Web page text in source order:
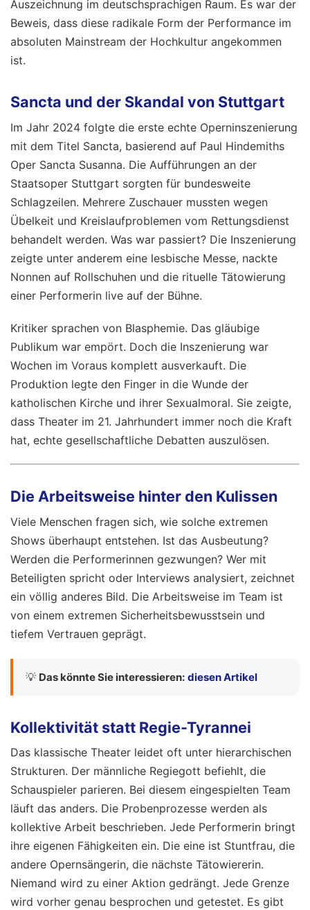
Auszeichnung im deutschsprachigen Raum. Es war der
Beweis, dass diese radikale Form der Performance im
absoluten Mainstream der Hochkultur angekommen
ist.
Sancta und der Skandal von Stuttgart
Im Jahr 2024 folgte die erste echte Operninszenierung
mit dem Titel Sancta, basierend auf Paul Hindemiths
Oper Sancta Susanna. Die Aufführungen an der
Staatsoper Stuttgart sorgten für bundesweite
Schlagzeilen. Mehrere Zuschauer mussten wegen
Übelkeit und Kreislaufproblemen vom Rettungsdienst
behandelt werden. Was war passiert? Die Inszenierung
zeigte unter anderem eine lesbische Messe, nackte
Nonnen auf Rollschuhen und die rituelle Tätowierung
einer Performerin live auf der Bühne.
Kritiker sprachen von Blasphemie. Das gläubige
Publikum war empört. Doch die Inszenierung war
Wochen im Voraus komplett ausverkauft. Die
Produktion legte den Finger in die Wunde der
katholischen Kirche und ihrer Sexualmoral. Sie zeigte,
dass Theater im 21. Jahrhundert immer noch die Kraft
hat, echte gesellschaftliche Debatten auszulösen.
Die Arbeitsweise hinter den Kulissen
Viele Menschen fragen sich, wie solche extremen
Shows überhaupt entstehen. Ist das Ausbeutung?
Werden die Performerinnen gezwungen? Wer mit
Beteiligten spricht oder Interviews analysiert, zeichnet
ein völlig anderes Bild. Die Arbeitsweise im Team ist
von einem extremen Sicherheitsbewusstsein und
tiefem Vertrauen geprägt.
💡 Das könnte Sie interessieren: diesen Artikel
Kollektivität statt Regie-Tyrannei
Das klassische Theater leidet oft unter hierarchischen
Strukturen. Der männliche Regiegott befiehlt, die
Schauspieler parieren. Bei diesem eingespielten Team
läuft das anders. Die Probenprozesse werden als
kollektive Arbeit beschrieben. Jede Performerin bringt
ihre eigenen Fähigkeiten ein. Die eine ist Stuntfrau, die
andere Opernsängerin, die nächste Tätowiererin.
Niemand wird zu einer Aktion gedrängt. Jede Grenze
wird vorher genau besprochen und getestet. Es gibt